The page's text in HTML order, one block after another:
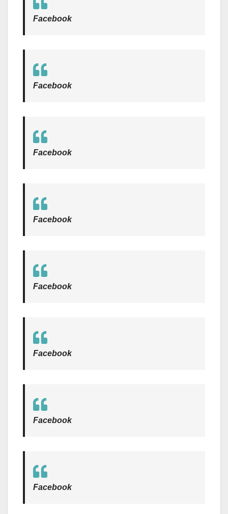
Facebook
Facebook
Facebook
Facebook
Facebook
Facebook
Facebook
Facebook